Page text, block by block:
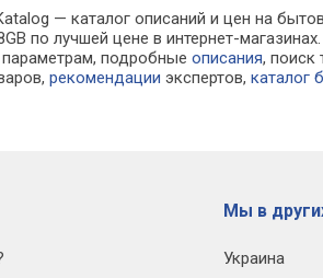
без microSD, FaceID, NFC,
стерео, Dolby Atmos, защита
IP68, нет 3.5 мм, зарядка:
беспроводная, fast charge,
Res,
5000
— каталог описаний и цен на
по лучшей цене в интернет-
подробныеописания, поиск
рекомендации экспертов,каталог
Мы в
Украина